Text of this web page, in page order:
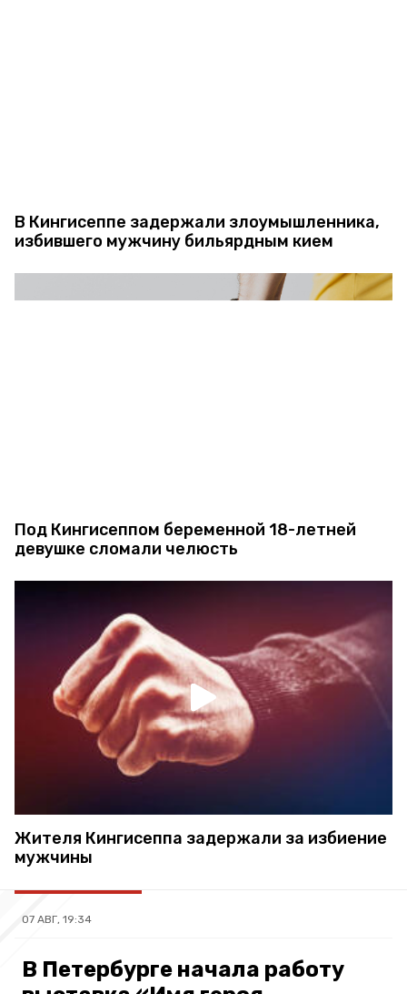
В Кингисеппе задержали злоумышленника,
избившего мужчину бильярдным кием
Под Кингисеппом беременной 18-летней
девушке сломали челюсть
Жителя Кингисеппа задержали за избиение
мужчины
07 АВГ, 19:34
В Петербурге начала работу